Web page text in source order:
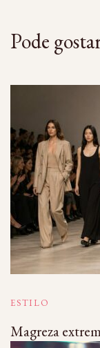
Pode
ESTILO
Magreza